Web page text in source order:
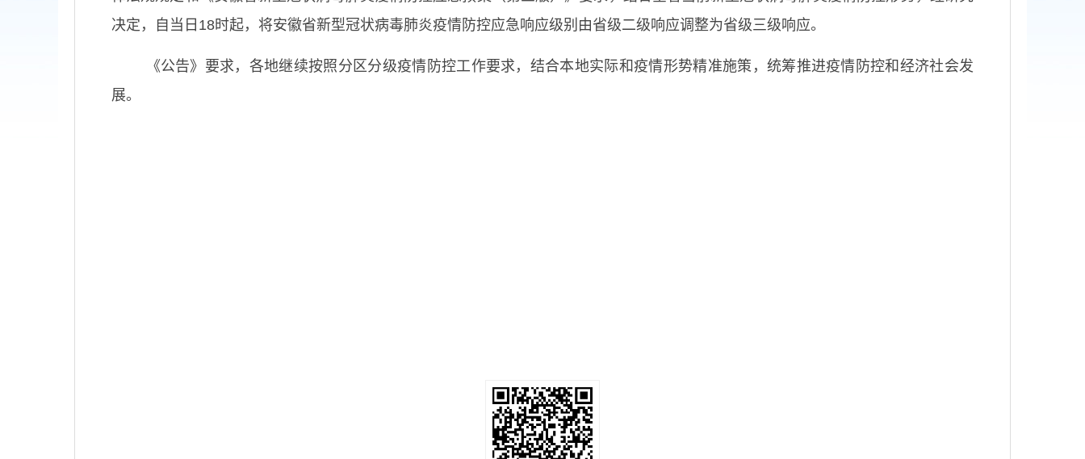
决定，自当日18时起，将安徽省新型冠状病毒肺炎疫情防控应急响应级别由省级二级响应调整为省级三级响应。
《公告》要求，各地继续按照分区分级疫情防控工作要求，结合本地实际和疫情形势精准施策，统筹推进疫情防控和经济社会发
展。